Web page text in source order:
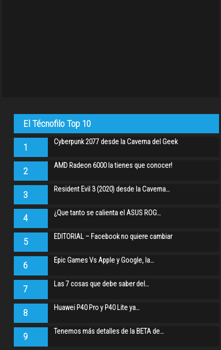
El Técnofilo Top 10
1 Cyberpunk 2077 desde la Caverna del Geek
2 AMD Radeon 6000 la tienes que conocer!
3 Resident Evil 3 (2020) desde la Caverna…
4 ¿Que tanto se calienta el ASUS ROG…
5 EDITORIAL – Facebook no quiere cambiar
6 Epic Games Vs Apple y Google, la…
7 Las 7 cosas que debe saber del…
8 Huawei P40 Pro y P40 Lite ya…
9 Tenemos más detalles de la BETA de…